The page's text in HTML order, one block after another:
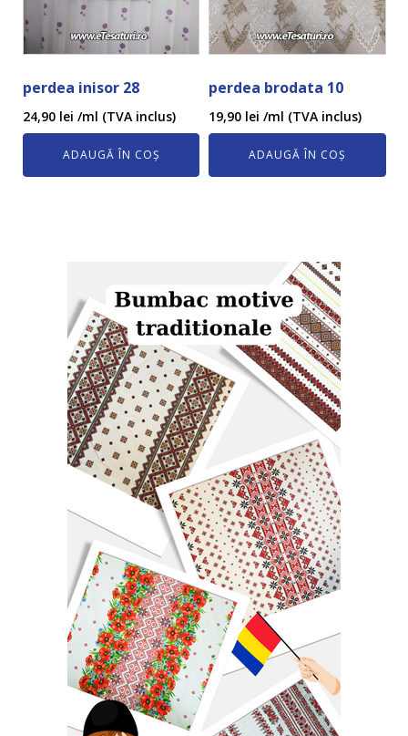
perdea inisor 28
24,90 lei /ml (TVA inclus)
ADAUGĂ ÎN COȘ
perdea brodata 10
19,90 lei /ml (TVA inclus)
ADAUGĂ ÎN COȘ